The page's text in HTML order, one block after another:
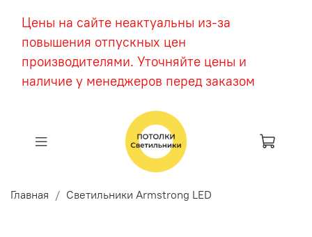
Цены на сайте неактуальны из-за
повышения отпускных цен
производителями. Уточняйте цены и
наличие у менеджеров перед заказом
Главная Светильники Armstrong LED